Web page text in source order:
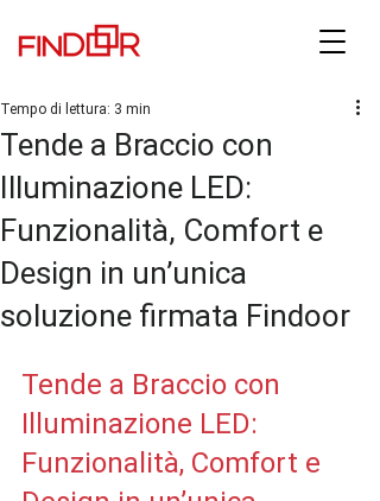
Tende a Braccio con
Illuminazione LED:
Funzionalità, Comfort e
Design in un’unica
soluzione firmata Findoor
Tempo di lettura: 3 min
Tende a Braccio con
Illuminazione LED:
Funzionalità, Comfort e